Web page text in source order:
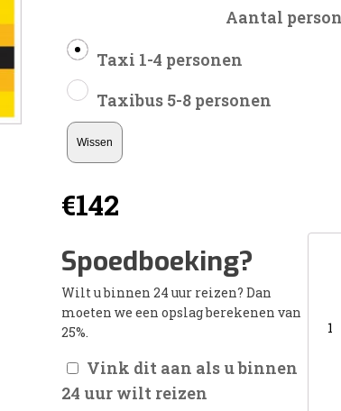
Aantal
Taxi 1-4 personen
Taxibus 5-8 personen
Wissen
€142
Spoedboeking?
Wilt u binnen 24 uur reizen? Dan
moeten we een opslag berekenen van
25%.
Vink dit aan als u binnen
24 uur wilt reizen